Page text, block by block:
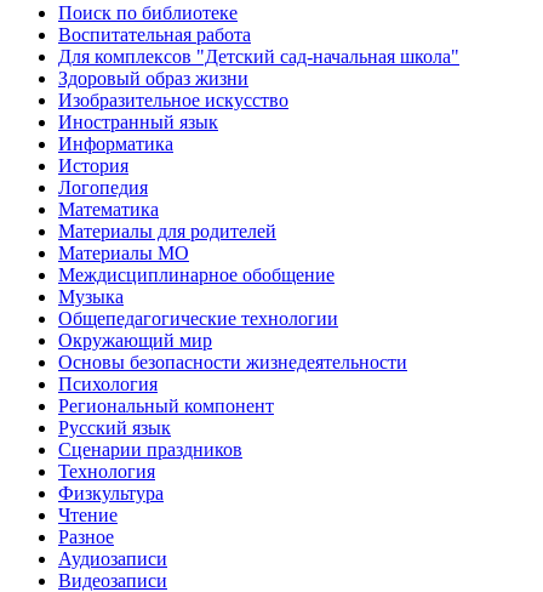
Поиск по библиотеке
Воспитательная работа
Для комплексов "Детский сад-начальная школа"
Здоровый образ жизни
Изобразительное искусство
Иностранный язык
Информатика
История
Логопедия
Математика
Материалы для родителей
Материалы МО
Междисциплинарное обобщение
Музыка
Общепедагогические технологии
Окружающий мир
Основы безопасности жизнедеятельности
Психология
Региональный компонент
Русский язык
Сценарии праздников
Технология
Физкультура
Чтение
Разное
Аудиозаписи
Видеозаписи